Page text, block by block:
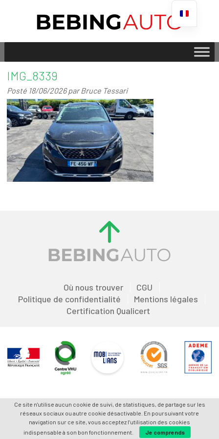
IMG_8339
Posté 18/06/2026parBruce Tessari
Où nous trouver
CGU
Politique de confidentialité
Mentions légales
Certification Qualicert
Ce site n'utilise aucun cookie de suivi, de statistiques, de partage sur les
réseaux sociaux ou autre cookie désactivable. En poursuivant votre
navigation sur ce site, vous acceptez l’utilisation des cookies
indispensable à son bon fonctionnement.
Je comprends